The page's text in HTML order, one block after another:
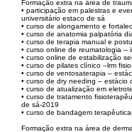
Formação extra na área de
• participação em palestras e
universitário estaco de sá
• curso de alongamento e
• curso de anatomia palpatória
• curso de terapia manual e
• curso online de reumatologia –
• curso online de estabilização
• curso de pilates clínico –lrm
• curso de ventosaterapia –
• curso de dry needing – estácio
• curso de atualização em
• curso de tratamento
de sá-2019
• curso de bandagem
Formação extra na área de